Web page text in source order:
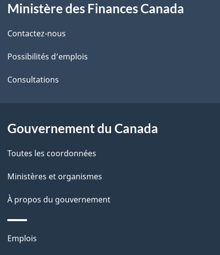
i
l
s
d
l
p
a
g
e
propos
de
ce
site
Ministère des Finances Canada
Contactez-nous
Possibilités d’emplois
Consultations
Gouvernement du Canada
Toutes les coordonnées
Ministères et organismes
À propos du gouvernement
Thèmes
Emplois